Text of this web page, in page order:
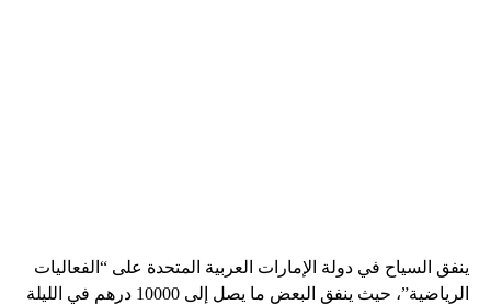
ينفق السياح في دولة الإمارات العربية المتحدة على “الفعاليات
الرياضية”، حيث ينفق البعض ما يصل إلى 10000 درهم في الليلة